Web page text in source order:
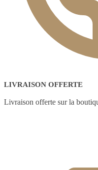
LIVRAISON OFFERTE
Livraison offerte sur la